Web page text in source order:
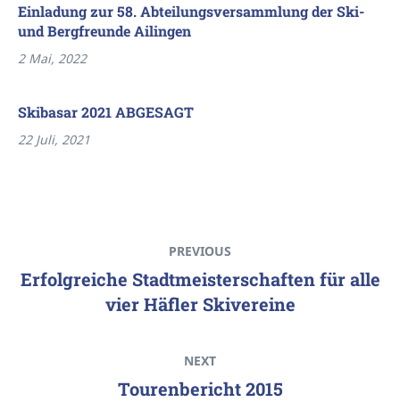
Einladung zur 58. Abteilungsversammlung der Ski-
und Bergfreunde Ailingen
2 Mai, 2022
Skibasar 2021 ABGESAGT
22 Juli, 2021
PREVIOUS
Erfolgreiche Stadtmeisterschaften für alle
vier Häfler Skivereine
NEXT
Tourenbericht 2015